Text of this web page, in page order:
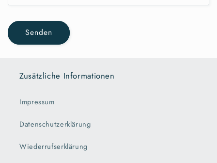
Senden
Zusätzliche Informationen
Impressum
Datenschutzerklärung
Wiederrufserklärung